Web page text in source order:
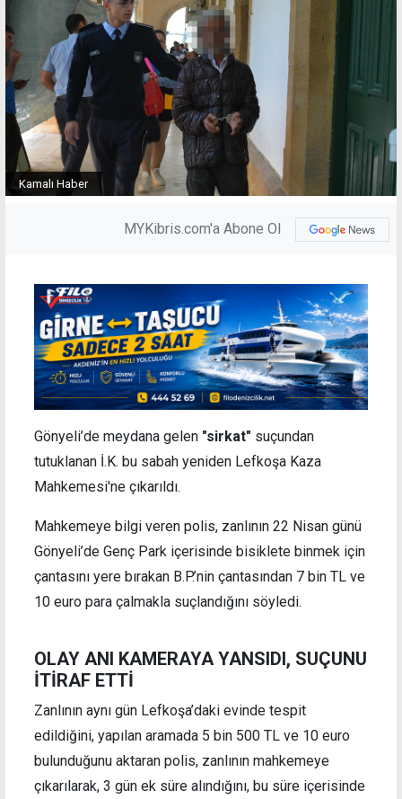
Kamalı Haber
MYKibris.com'a Abone Ol
Gönyeli’de meydana gelen "sirkat" suçundan
tutuklanan İ.K. bu sabah yeniden Lefkoşa Kaza
Mahkemesi'ne çıkarıldı.
Mahkemeye bilgi veren polis, zanlının 22 Nisan günü
Gönyeli’de Genç Park içerisinde bisiklete binmek için
çantasını yere bırakan B.P.’nin çantasından 7 bin TL ve
10 euro para çalmakla suçlandığını söyledi.
OLAY ANI KAMERAYA YANSIDI, SUÇUNU
İTİRAF ETTİ
Zanlının aynı gün Lefkoşa’daki evinde tespit
edildiğini, yapılan aramada 5 bin 500 TL ve 10 euro
bulunduğunu aktaran polis, zanlının mahkemeye
çıkarılarak, 3 gün ek süre alındığını, bu süre içerisinde